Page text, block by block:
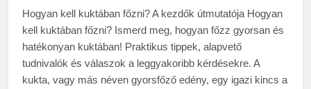
Hogyan kell kuktában főzni? A kezdők útmutatója Hogyan
kell kuktában főzni? Ismerd meg, hogyan főzz gyorsan és
hatékonyan kuktában! Praktikus tippek, alapvető
tudnivalók és válaszok a leggyakoribb kérdésekre. A
kukta, vagy más néven gyorsfőző edény, egy igazi kincs a